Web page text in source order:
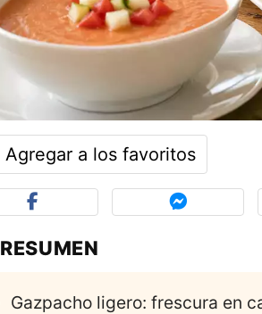
Agregar a los favoritos
RESUMEN
Gazpacho ligero: frescura en